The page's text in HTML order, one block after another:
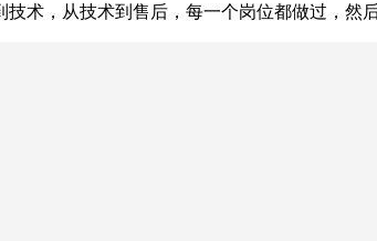
术，从技术到售后，每一个岗位都做过，